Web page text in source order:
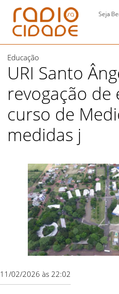
Seja
Educação
URI Santo
revogação de
curso de
medidas j
11/02/2026 às 22:02